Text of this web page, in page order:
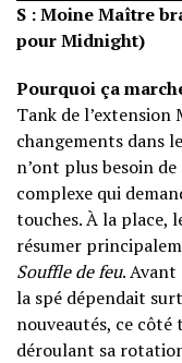
S : Moine Maître
pour Midnight)
Pourquoi ça
Tank de l’extension
changements dans
n’ont plus besoin
complexe qui
touches. À la place,
résumer
Souffle de feu.
la spé dépendait
nouveautés, ce côté
déroulant sa